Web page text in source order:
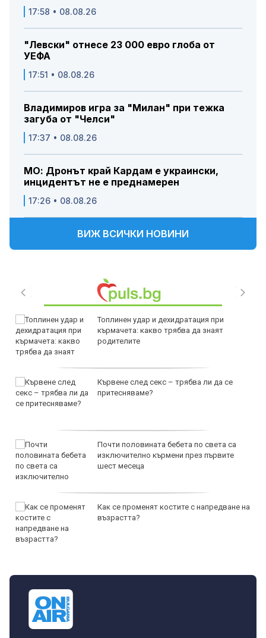
17:58 • 08.08.26
"Левски" отнесе 23 000 евро глоба от
УЕФА
17:51 • 08.08.26
Владимиров игра за "Милан" при тежка
загуба от "Челси"
17:37 • 08.08.26
МО: Дронът край Кардам е украински,
инцидентът не е преднамерен
17:26 • 08.08.26
ВИЖ ВСИЧКИ НОВИНИ
Топлинен удар и дехидратация при
кърмачета: какво трябва да знаят
родителите
Кървене след секс – трябва ли да се
притесняваме?
Почти половината бебета по света са
изключително кърмени през първите
шест месеца
Как се променят костите с напредване на
възрастта?